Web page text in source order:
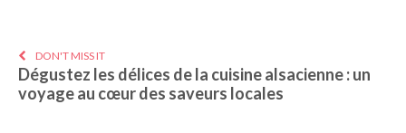
DON'T MISS IT
Dégustez les délices de la cuisine alsacienne : un
voyage au cœur des saveurs locales